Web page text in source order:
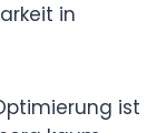
in
ist